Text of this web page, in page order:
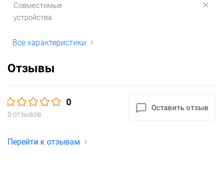
Совместимые
устройства
Все характеристики
Отзывы
0
0 отзывов
Оставить отзыв
Перейти к отзывам